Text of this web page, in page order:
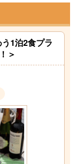
1泊2食プラ
＞